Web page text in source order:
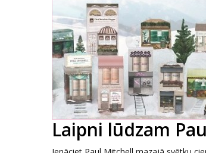
Laipni lūdzam